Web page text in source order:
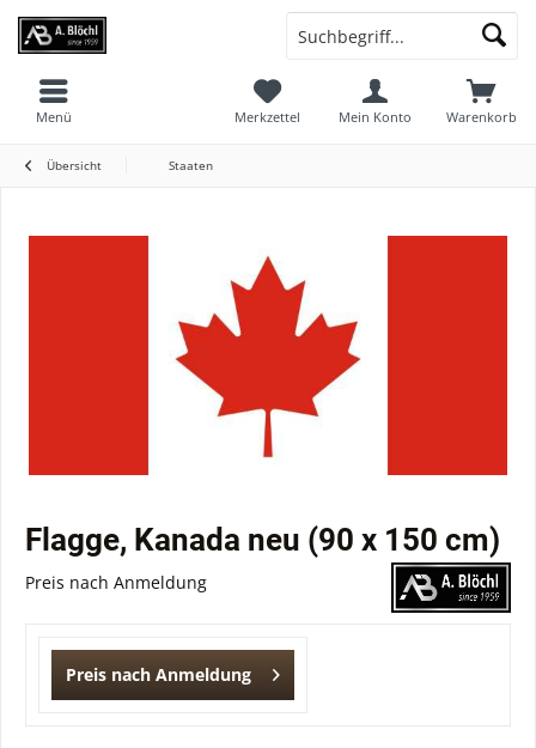
Warenkorb
Merkzettel Mein Konto
Menü
Übersicht Staaten
Flagge, Kanada neu (90 x 150 cm)
Preis nach Anmeldung
Preis nach Anmeldung